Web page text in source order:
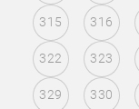
315 316
322 323
329 330